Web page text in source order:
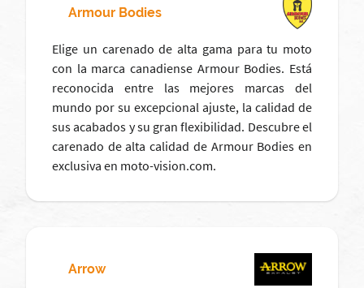
Armour Bodies
Elige un carenado de alta gama para tu moto
con la marca canadiense Armour Bodies. Está
reconocida entre las mejores marcas del
mundo por su excepcional ajuste, la calidad de
sus acabados y su gran flexibilidad. Descubre el
carenado de alta calidad de Armour Bodies en
exclusiva en moto-vision.com.
Arrow